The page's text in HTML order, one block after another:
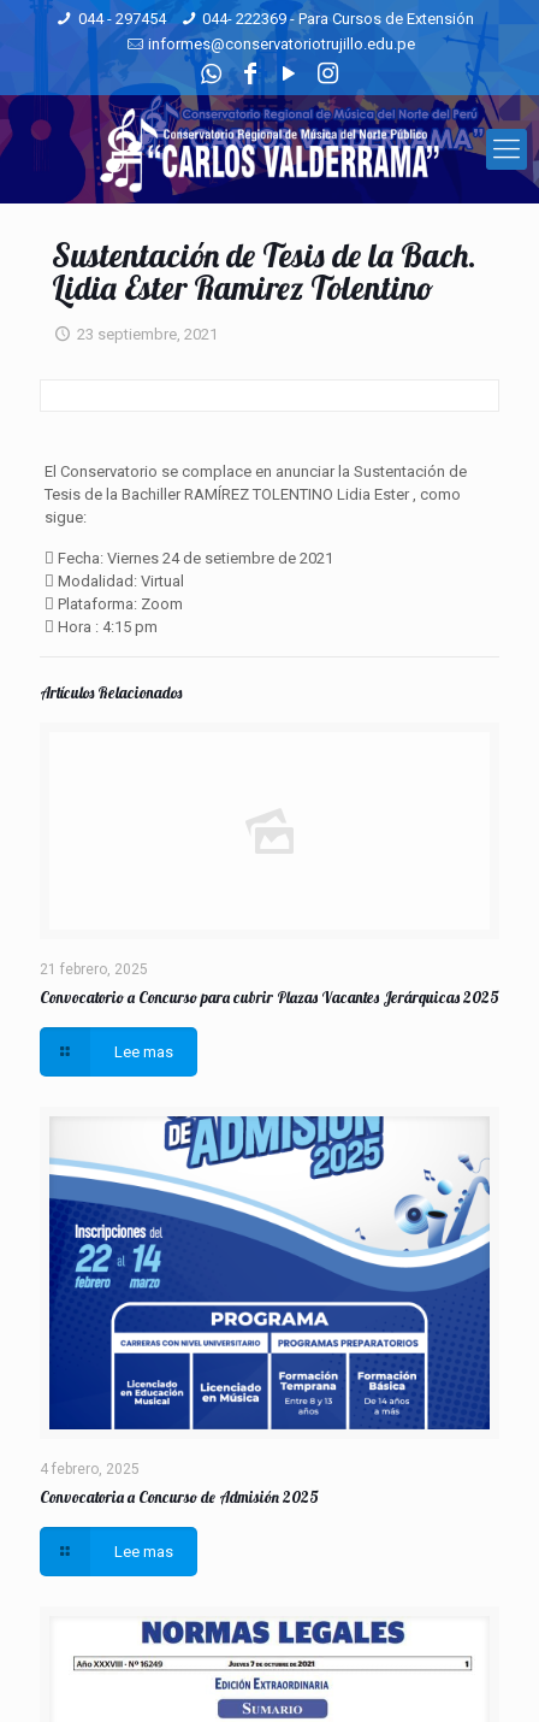
044 - 297454
044- 222369 - Para Cursos de Extensión
informes@conservatoriotrujillo.edu.pe
Sustentación de Tesis de la Bach.
Lidia Ester Ramirez Tolentino
23 septiembre, 2021
El Conservatorio se complace en anunciar la Sustentación de
Tesis de la Bachiller RAMÍREZ TOLENTINO Lidia Ester , como
sigue:
 Fecha: Viernes 24 de setiembre de 2021
 Modalidad: Virtual
 Plataforma: Zoom
 Hora : 4:15 pm
Artículos Relacionados
21 febrero, 2025
Convocatorio a Concurso para cubrir Plazas Vacantes Jerárquicas 2025
Lee mas
4 febrero, 2025
Convocatoria a Concurso de Admisión 2025
Lee mas